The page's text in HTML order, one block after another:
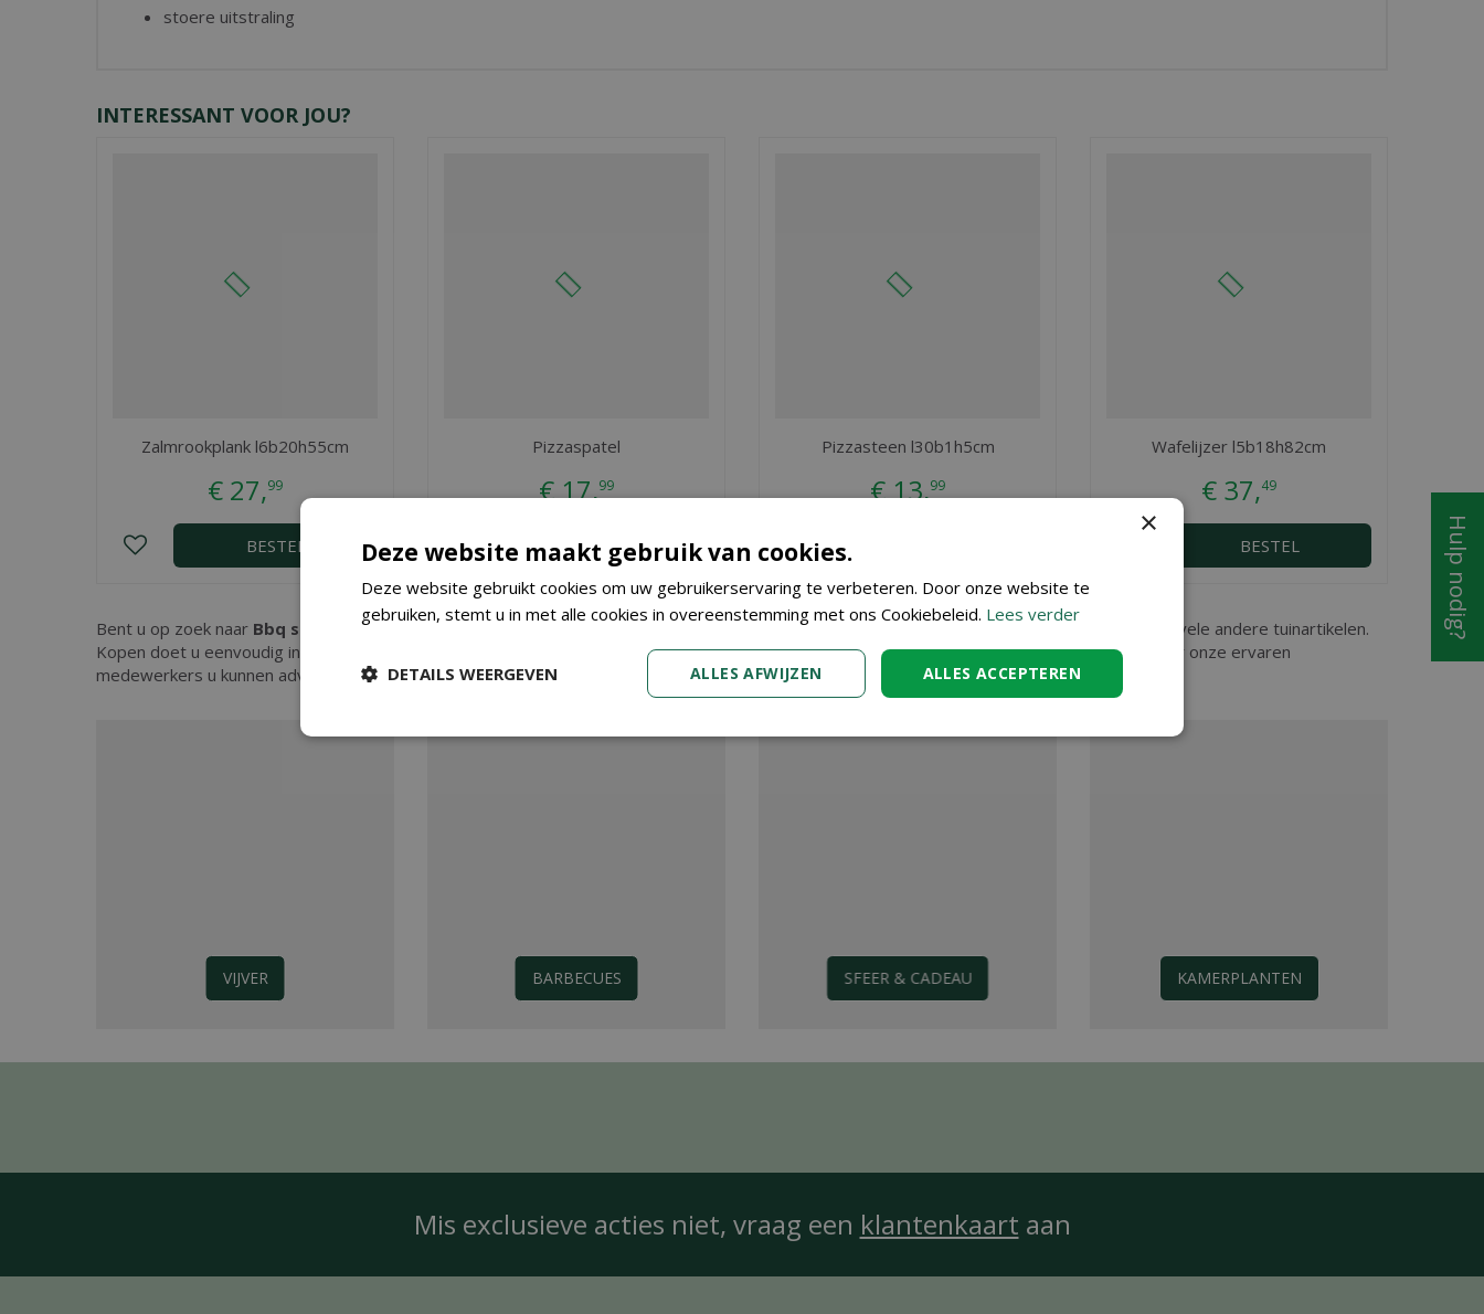
stoere uitstraling
INTERESSANT VOOR JOU?
Zalmrookplank l6b20h55cm
€ 27,99
BESTEL
Pizzaspatel
€17,99
BESTEL
Pizzasteen l30b1h5cm
€13,99
Wafelijzer l5b18h82cm
€ 37,49
BESTEL
Bent u op zoek naar Bbq schort leer? Bij Tuincenter Vincent in Dendermonde, nabij Aalst, Gent en Sint Niklaas, vindt u Bbq schort leer en nog vele andere tuinartikelen.
Kopen doet u eenvoudig in onze webshop. Wilt u meer informatie over Bbq schort leer dan bent u ook van harte welkom in ons tuincenter waar onze ervaren
medewerkers u kunnen adviseren. Graag tot ziens!
VIJVER BARBECUES SFEER & CADEAU KAMERPLANTEN
Mis exclusieve acties niet, vraag een klantenkaart aan
Hulp nodig?
×
Deze website maakt gebruik van cookies.
Deze website gebruikt cookies om uw gebruikerservaring te verbeteren. Door onze website te
gebruiken, stemt u in met alle cookies in overeenstemming met ons Cookiebeleid. Lees verder
ALLES ACCEPTEREN
ALLES AFWIJZEN
DETAILS WEERGEVEN